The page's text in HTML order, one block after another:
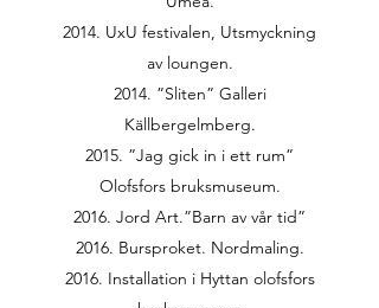
2014. UxU festivalen, Utsmyckning
av loungen.
2014. ”Sliten” Galleri
Källbergelmberg.
2015. ”Jag gick in i ett rum”
Olofsfors bruksmuseum.
2016. Jord Art.”Barn av vår tid”
2016. Bursproket. Nordmaling.
2016. Installation i Hyttan olofsfors